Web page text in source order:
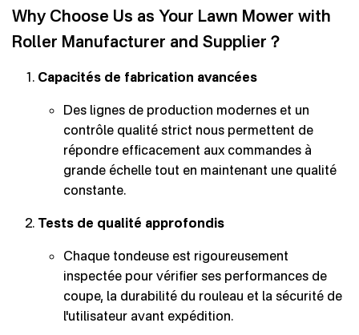
Why Choose Us as Your Lawn Mower with
Roller Manufacturer and Supplier？
Capacités de fabrication avancées
Des lignes de production modernes et un
contrôle qualité strict nous permettent de
répondre efficacement aux commandes à
grande échelle tout en maintenant une qualité
constante.
Tests de qualité approfondis
Chaque tondeuse est rigoureusement
inspectée pour vérifier ses performances de
coupe, la durabilité du rouleau et la sécurité de
l'utilisateur avant expédition.